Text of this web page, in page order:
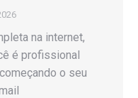
na internet,
é profissional
o seu